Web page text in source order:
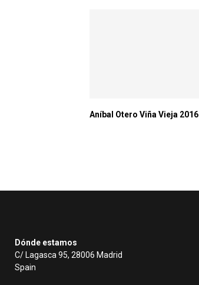
Aníbal Otero Viña Vieja 2016
Dónde estamos
C/ Lagasca 95, 28006 Madrid
Spain